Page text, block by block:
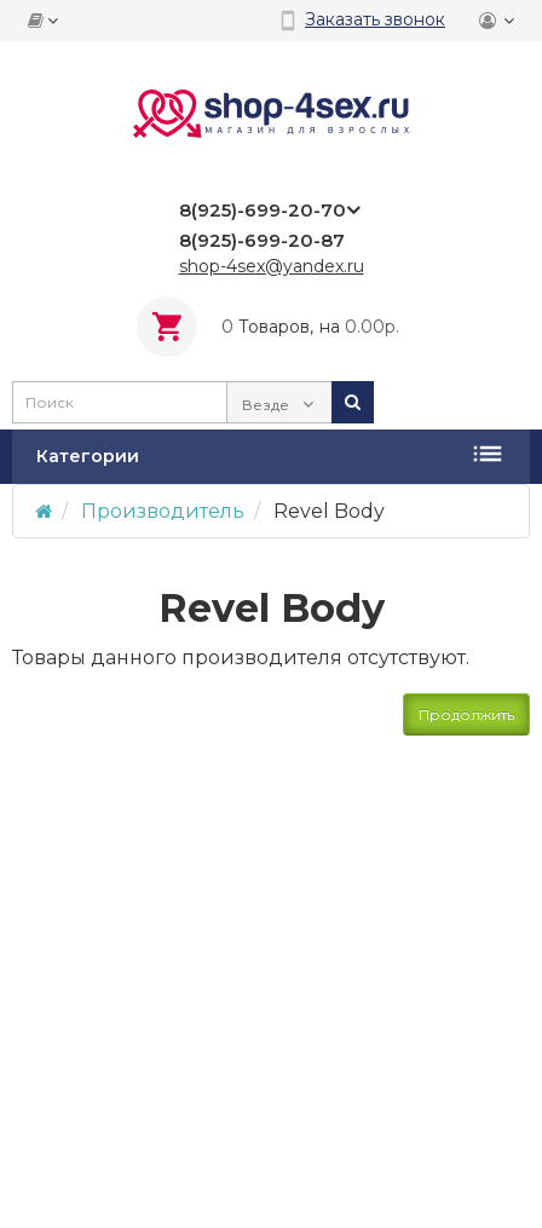
Заказать звонок
8(925)-699-20-70
8(925)-699-20-87
shop-4sex@yandex.ru
0 Tоваров, на 0.00р.
Везде
Категории
Производитель Revel Body
Revel Body
Товары данного производителя отсутствуют.
Продолжить